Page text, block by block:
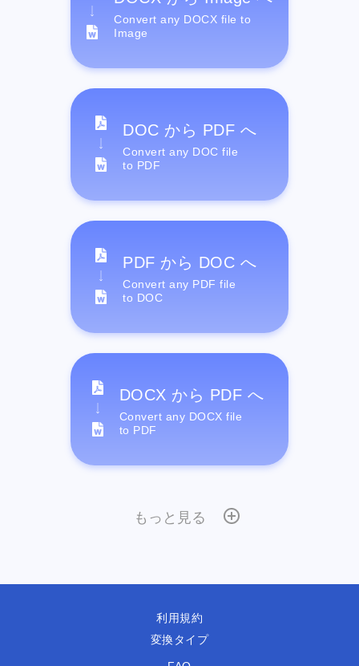
Convert any DOCX file to
Image
DOC から PDF へ
Convert any DOC file
to PDF
PDF から DOC へ
Convert any PDF file
to DOC
DOCX から PDF へ
Convert any DOCX file
to PDF
もっと見る
利用規約
変換タイプ